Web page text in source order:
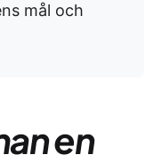
mål och
en